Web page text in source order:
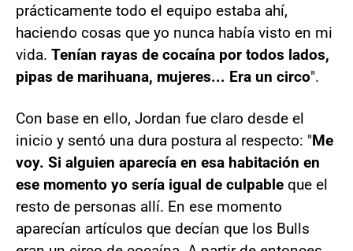
prácticamente todo el equipo estaba ahí,
haciendo cosas que yo nunca había visto en mi
vida. Tenían rayas de cocaína por todos lados,
pipas de marihuana, mujeres... Era un circo".
Con base en ello, Jordan fue claro desde el
inicio y sentó una dura postura al respecto: "Me
voy. Si alguien aparecía en esa habitación en
ese momento yo sería igual de culpable que el
resto de personas allí. En ese momento
aparecían artículos que decían que los Bulls